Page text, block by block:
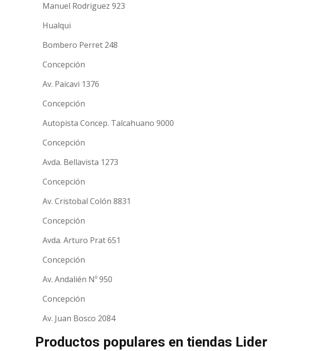
Manuel Rodriguez 923
Hualqui
Bombero Perret 248
Concepción
Av. Paicavi 1376
Concepción
Autopista Concep. Talcahuano 9000
Concepción
Avda. Bellavista 1273
Concepción
Av. Cristobal Colón 8831
Concepción
Avda. Arturo Prat 651
Concepción
Av. Andalién Nº 950
Concepción
Av. Juan Bosco 2084
Productos populares en tiendas Lider